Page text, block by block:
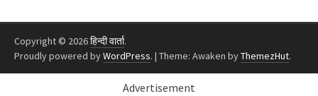
Copyright © 2026हिन्दी वार्ता.
Proudly powered byWordPress. | Theme: Awaken byThemezHut.
Advertisement